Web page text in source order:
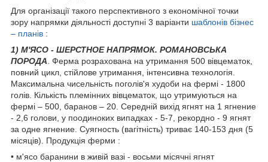
Для організації такого перспективного з економічної точки
зору напрямки діяльності доступні 3 варіанти шаблонів бізнес
– планів :
1) М'ЯСО - ШЕРСТНОЕ НАПРЯМОК. РОМАНОВСЬКА
ПОРОДА . Ферма розрахована на утримання 500 вівцематок,
повний цикл, стійлове утримання, інтенсивна технологія.
Максимальна чисельність поголів'я худоби на фермі - 1800
голів. Кількість племінних вівцематок, що утримуються на
фермі – 500, баранов – 20. Середній вихід ягнят на 1 ягнение
- 2,6 голови, у поодиноких випадках - 5-7, рекордно - 9 ягнят
за одне ягнение. Суягность (вагітність) триває 140-153 дня (5
місяців). Продукція ферми :
• м'ясо баранини в живій вазі - восьми місячні ягнят